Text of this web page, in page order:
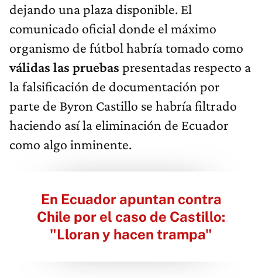
dejando una plaza disponible. El
comunicado oficial donde el máximo
organismo de fútbol habría tomado como
válidas las pruebas presentadas respecto a
la falsificación de documentación por
parte de Byron Castillo se habría filtrado
haciendo así la eliminación de Ecuador
como algo inminente.
En Ecuador apuntan contra
Chile por el caso de Castillo:
"Lloran y hacen trampa"